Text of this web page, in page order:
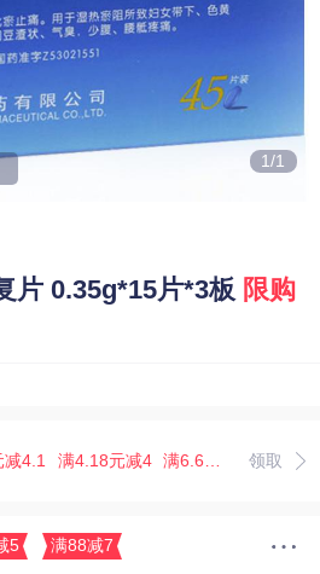
1/1
片 0.35g*15片*3板 限购
领取
减4.1 满4.18元减4 满6.67元减5.07 满
5 满88减7